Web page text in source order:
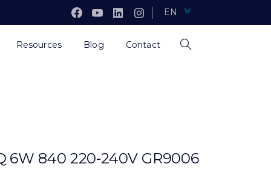
EN
Resources Blog Contact
6W 840 220-240V GR9006